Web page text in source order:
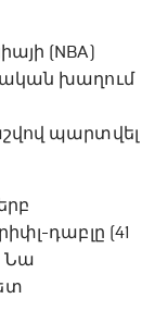
(NBA)
խաղում
պարտվել
դաբլը (41
Նա